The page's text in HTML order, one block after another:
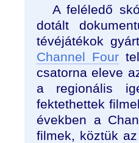
A feléledő
dotált
tévéjátékok
Channel Four
csatorna eleve
a regionális
fektethettek
években a
filmek, köztük